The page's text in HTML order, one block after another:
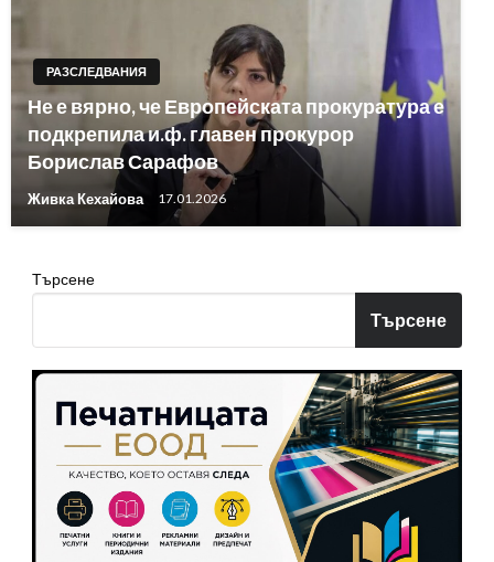
РАЗСЛЕДВАНИЯ
Не е вярно, че Европейската прокуратура е
подкрепила и.ф. главен прокурор
Борислав Сарафов
Живка Кехайова 17.01.2026
Търсене
Търсене